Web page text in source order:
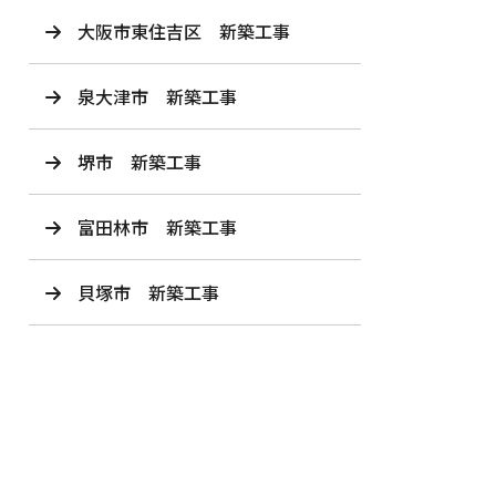
大阪市東住吉区 新築工事
泉大津市 新築工事
堺市 新築工事
富田林市 新築工事
貝塚市 新築工事